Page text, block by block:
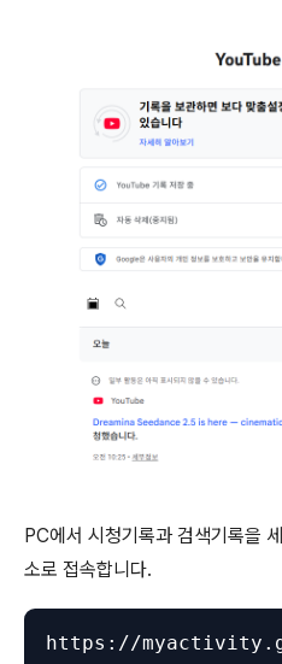
PC에서 시청기록과 검색기록을
소로 접속합니다.
https://